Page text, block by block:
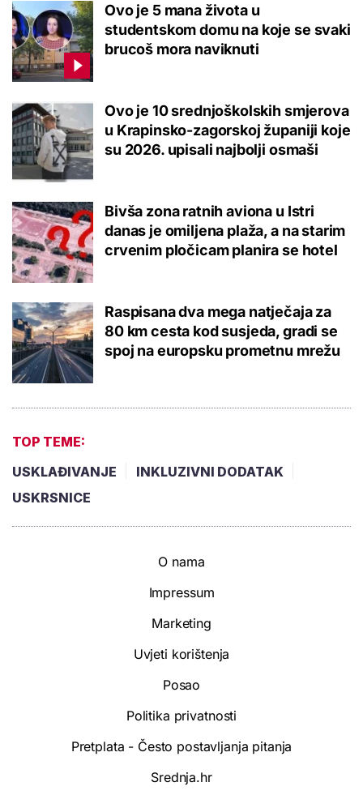
Ovo je 5 mana života u
studentskom domu na koje se svaki
brucoš mora naviknuti
Ovo je 10 srednjoškolskih smjerova
u Krapinsko-zagorskoj županiji koje
su 2026. upisali najbolji osmaši
Bivša zona ratnih aviona u Istri
danas je omiljena plaža, a na starim
crvenim pločicam planira se hotel
Raspisana dva mega natječaja za
80 km cesta kod susjeda, gradi se
spoj na europsku prometnu mrežu
TOP TEME:
USKLAĐIVANJE
INKLUZIVNI DODATAK
USKRSNICE
O nama
Impressum
Marketing
Uvjeti korištenja
Posao
Politika privatnosti
Pretplata - Često postavljanja pitanja
Srednja.hr